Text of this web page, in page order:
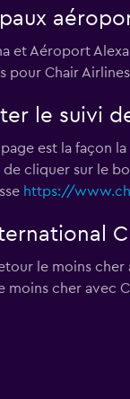
et Aéroport
pour Chair
le suivi
est la façon
cliquer sur le
https://
le moins
moins cher avec